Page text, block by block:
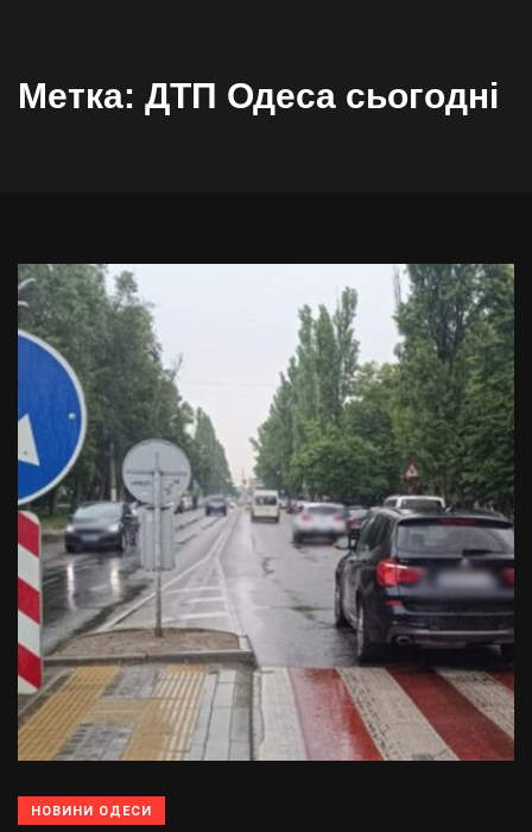
Метка: ДТП Одеса сьогодні
НОВИНИ ОДЕСИ